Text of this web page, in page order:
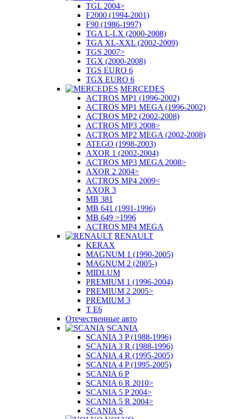
TGL 2004>
F2000 (1994-2001)
F90 (1986-1997)
TGA L-LX (2000-2008)
TGA XL-XXL (2002-2009)
TGS 2007>
TGX (2000-2008)
TGS EURO 6
TGX EURO 6
MERCEDES
ACTROS MP1 (1996-2002)
ACTROS MP1 MEGA (1996-2002)
ACTROS MP2 (2002-2008)
ACTROS MP3 2008>
ACTROS MP2 MEGA (2002-2008)
ATEGO (1998-2003)
AXOR 1 (2002-2004)
ACTROS MP3 MEGA 2008>
AXOR 2 2004>
ACTROS MP4 2009<
AXOR 3
MB 381
MB 641 (1991-1996)
MB 649 >1996
ACTROS MP4 MEGA
RENAULT
KERAX
MAGNUM 1 (1990-2005)
MAGNUM 2 (2005-)
MIDLUM
PREMIUM 1 (1996-2004)
PREMIUM 2 2005>
PREMIUM 3
T E6
Отечественные авто
SCANIA
SCANIA 3 P (1988-1996)
SCANIA 3 R (1988-1996)
SCANIA 4 R (1995-2005)
SCANIA 4 P (1995-2005)
SCANIA 6 P
SCANIA 6 R 2010>
SCANIA 5 P 2004>
SCANIA 5 R 2004>
SCANIA S